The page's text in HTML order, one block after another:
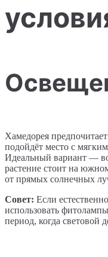
Хамедорея
подойдёт место с
Идеальный вариант —
растение стоит на
от прямых солнечных
Совет: Если
использовать
период, когда световой